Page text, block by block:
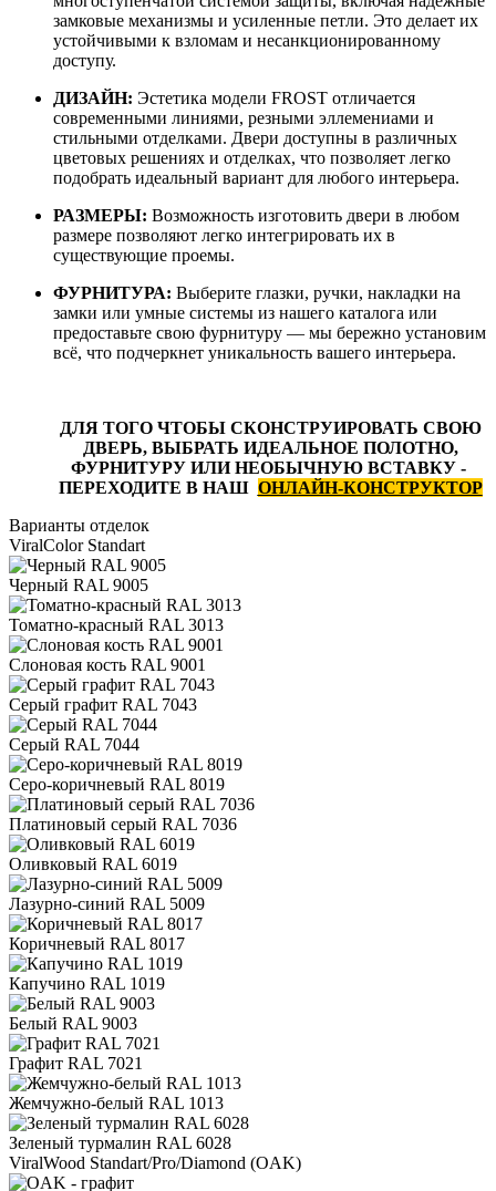
замковые механизмы и усиленные петли. Это делает их
устойчивыми к взломам и несанкционированному
доступу.
ДИЗАЙН: Эстетика модели FROST отличается
современными линиями, резными эллемениами и
стильными отделками. Двери доступны в различных
цветовых решениях и отделках, что позволяет легко
подобрать идеальный вариант для любого интерьера.
РАЗМЕРЫ: Возможность изготовить двери в любом
размере позволяют легко интегрировать их в
существующие проемы.
ФУРНИТУРА: Выберите глазки, ручки, накладки на
замки или умные системы из нашего каталога или
предоставьте свою фурнитуру — мы бережно установим
всё, что подчеркнет уникальность вашего интерьера.
ДЛЯ ТОГО ЧТОБЫ СКОНСТРУИРОВАТЬ СВОЮ
ДВЕРЬ, ВЫБРАТЬ ИДЕАЛЬНОЕ ПОЛОТНО,
ФУРНИТУРУ ИЛИ НЕОБЫЧНУЮ ВСТАВКУ -
ПЕРЕХОДИТЕ В НАШ ОНЛАЙН-КОНСТРУКТОР
Варианты отделок
ViralColor Standart
Черный RAL 9005
Томатно-красный RAL 3013
Слоновая кость RAL 9001
Серый графит RAL 7043
Серый RAL 7044
Серо-коричневый RAL 8019
Платиновый серый RAL 7036
Оливковый RAL 6019
Лазурно-синий RAL 5009
Коричневый RAL 8017
Капучино RAL 1019
Белый RAL 9003
Графит RAL 7021
Жемчужно-белый RAL 1013
Зеленый турмалин RAL 6028
ViralWood Standart/Pro/Diamond (OAK)